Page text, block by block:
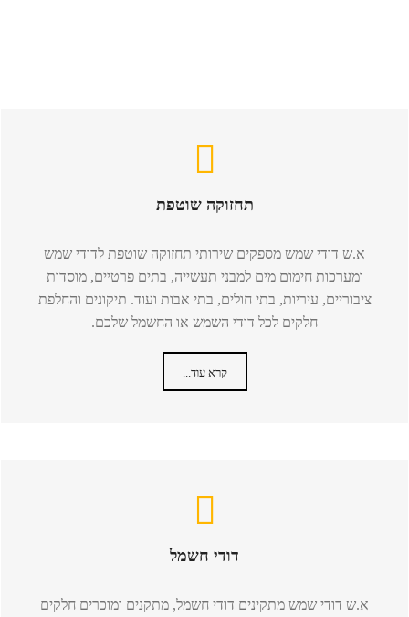
תחזוקה שוטפת
א.ש דודי שמש מספקים שירותי תחזוקה שוטפת לדודי שמש
ומערכות חימום מים למבני תעשייה, בתים פרטיים, מוסדות
ציבוריים, עיריות, בתי חולים, בתי אבות ועוד. תיקונים והחלפת
חלקים לכל דודי השמש או החשמל שלכם.
קרא עוד...
דודי חשמל
א.ש דודי שמש מתקינים דודי חשמל, מתקנים ומוכרים חלקים